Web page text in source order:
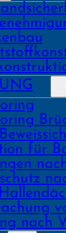
für
nach